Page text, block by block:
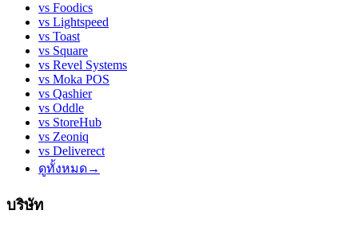
vs Foodics
vs Lightspeed
vs Toast
vs Square
vs Revel Systems
vs Moka POS
vs Qashier
vs Oddle
vs StoreHub
vs Zeoniq
vs Deliverect
ดูทั้งหมด→
บริษัท